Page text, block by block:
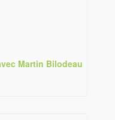
Martin Bilodeau